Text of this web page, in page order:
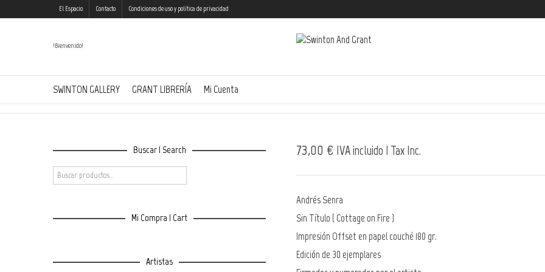
El Espacio Contacto Condiciones de uso y política de privacidad
!Bienvenido!
SWINTON GALLERY GRANT LIBRERÍA Mi Cuenta
Andrés Senra | Sin Título ( Cottage on Fire )
73,00 € IVA incluido | Tax Inc.
Andrés Senra
Sin Título ( Cottage on Fire )
Impresión Offset en papel couché 180 gr.
Edición de 30 ejemplares
Buscar | Search
Mi Compra | Cart
Artistas